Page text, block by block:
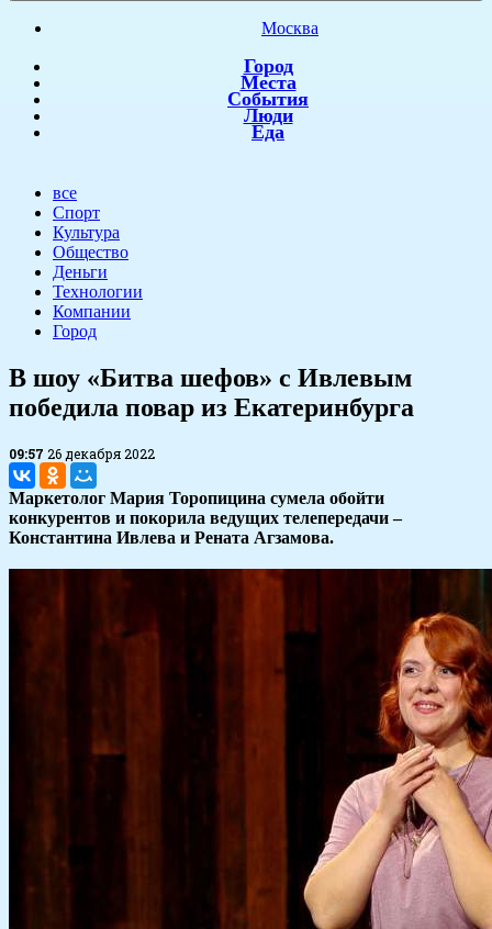
Москва
Город
Места
События
Люди
Еда
все
Спорт
Культура
Общество
Деньги
Технологии
Компании
Город
В шоу «Битва шефов» с Ивлевым
победила повар из Екатеринбурга
09:57 26 декабря 2022
Маркетолог Мария Торопицина сумела обойти
конкурентов и покорила ведущих телепередачи –
Константина Ивлева и Рената Агзамова.